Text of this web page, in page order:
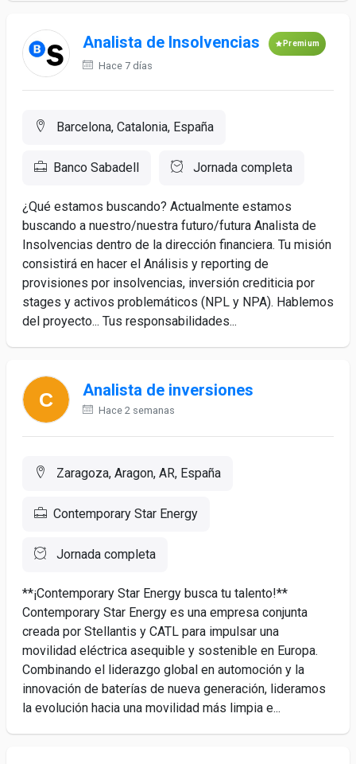
Analista de Insolvencias Premium
Hace 7 días
Barcelona, Catalonia, España
Banco Sabadell Jornada completa
¿Qué estamos buscando? Actualmente estamos
buscando a nuestro/nuestra futuro/futura Analista de
Insolvencias dentro de la dirección financiera. Tu misión
consistirá en hacer el Análisis y reporting de
provisiones por insolvencias, inversión crediticia por
stages y activos problemáticos (NPL y NPA). Hablemos
del proyecto... Tus responsabilidades...
Analista de inversiones
Hace 2 semanas
Zaragoza, Aragon, AR, España
Contemporary Star Energy
Jornada completa
**¡Contemporary Star Energy busca tu talento!**
Contemporary Star Energy es una empresa conjunta
creada por Stellantis y CATL para impulsar una
movilidad eléctrica asequible y sostenible en Europa.
Combinando el liderazgo global en automoción y la
innovación de baterías de nueva generación, lideramos
la evolución hacia una movilidad más limpia e...